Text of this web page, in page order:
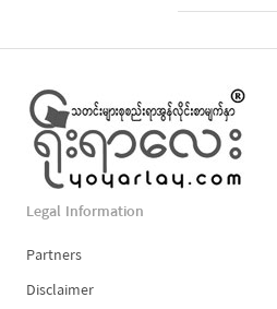
Legal Information
Partners
Disclaimer